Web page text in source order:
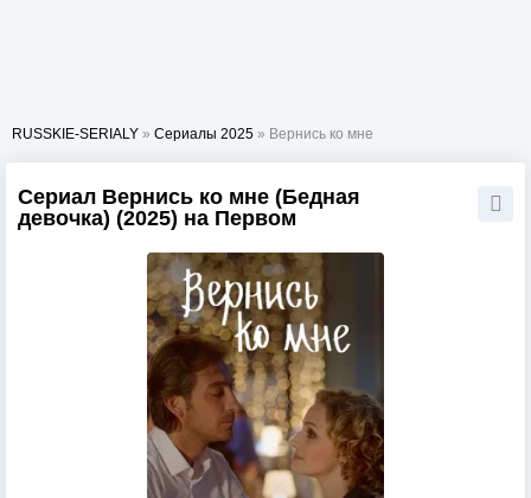
RUSSKIE-SERIALY » Сериалы 2025 » Вернись ко мне
Сериал Вернись ко мне (Бедная
девочка) (2025) на Первом